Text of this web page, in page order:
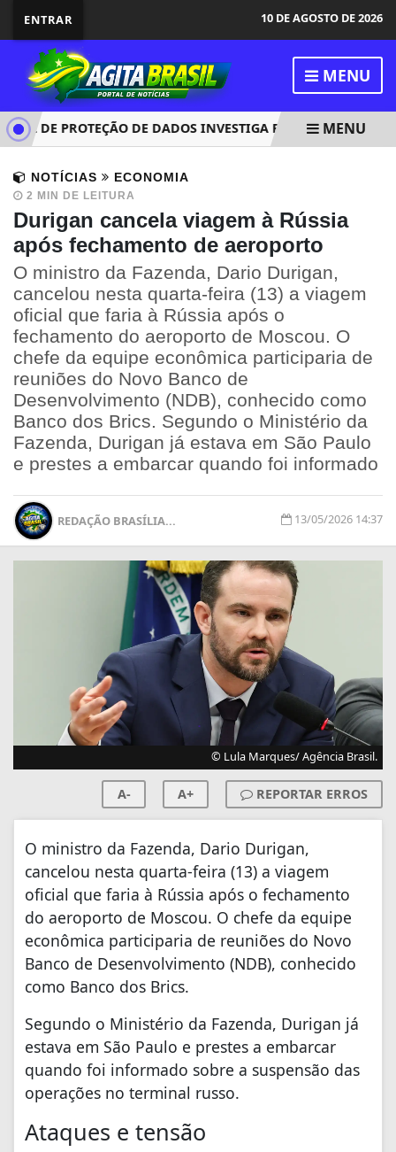
ENTRAR 10 DE AGOSTO DE 2026
MENU
DE PROTEÇÃO DE DADOS INVESTIGA PLATAFORMAMENU
NOTÍCIAS ECONOMIA
2 MIN DE LEITURA
Durigan cancela viagem à Rússia
após fechamento de aeroporto
O ministro da Fazenda, Dario Durigan,
cancelou nesta quarta-feira (13) a viagem
oficial que faria à Rússia após o
fechamento do aeroporto de Moscou. O
chefe da equipe econômica participaria de
reuniões do Novo Banco de
Desenvolvimento (NDB), conhecido como
Banco dos Brics. Segundo o Ministério da
Fazenda, Durigan já estava em São Paulo
e prestes a embarcar quando foi informado
REDAÇÃO BRASÍLIA... 13/05/2026 14:37
© Lula Marques/ Agência Brasil.
A- A+ REPORTAR ERROS
O ministro da Fazenda, Dario Durigan,
cancelou nesta quarta-feira (13) a viagem
oficial que faria à Rússia após o fechamento
do aeroporto de Moscou. O chefe da equipe
econômica participaria de reuniões do Novo
Banco de Desenvolvimento (NDB), conhecido
como Banco dos Brics.
Segundo o Ministério da Fazenda, Durigan já
estava em São Paulo e prestes a embarcar
quando foi informado sobre a suspensão das
operações no terminal russo.
Ataques e tensão